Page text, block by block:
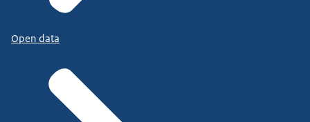
Open data